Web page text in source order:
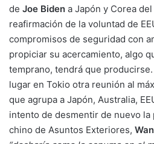
de Joe Biden a Japón y Corea
reafirmación de la voluntad de
compromisos de seguridad con
propiciar su acercamiento, algo
temprano, tendrá que
lugar en Tokio otra reunión al
que agrupa a Japón, Australia,
intento de desmentir de nuevo
chino de Asuntos Exteriores,